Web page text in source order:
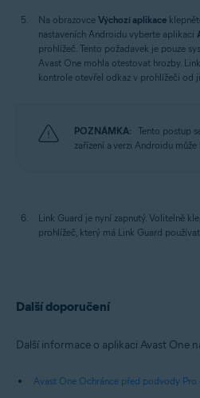
Na obrazovce Výchozí aplikace
nastaveních Androidu vyberte aplikaci
prohlížeč. Tento požadavek je pouze
Avast One mohla otestovat hrozby.
kontrole otevřel odkaz v prohlížeči od
POZNÁMKA:
Tento postup
zařízení a verzi Androidu může
Link Guard je nyní zapnutý. Volitelně
prohlížeč, který má Link Guard
Další doporučení
Další informace o aplikaci Avast One
Avast One Ochránce před podvody Pro